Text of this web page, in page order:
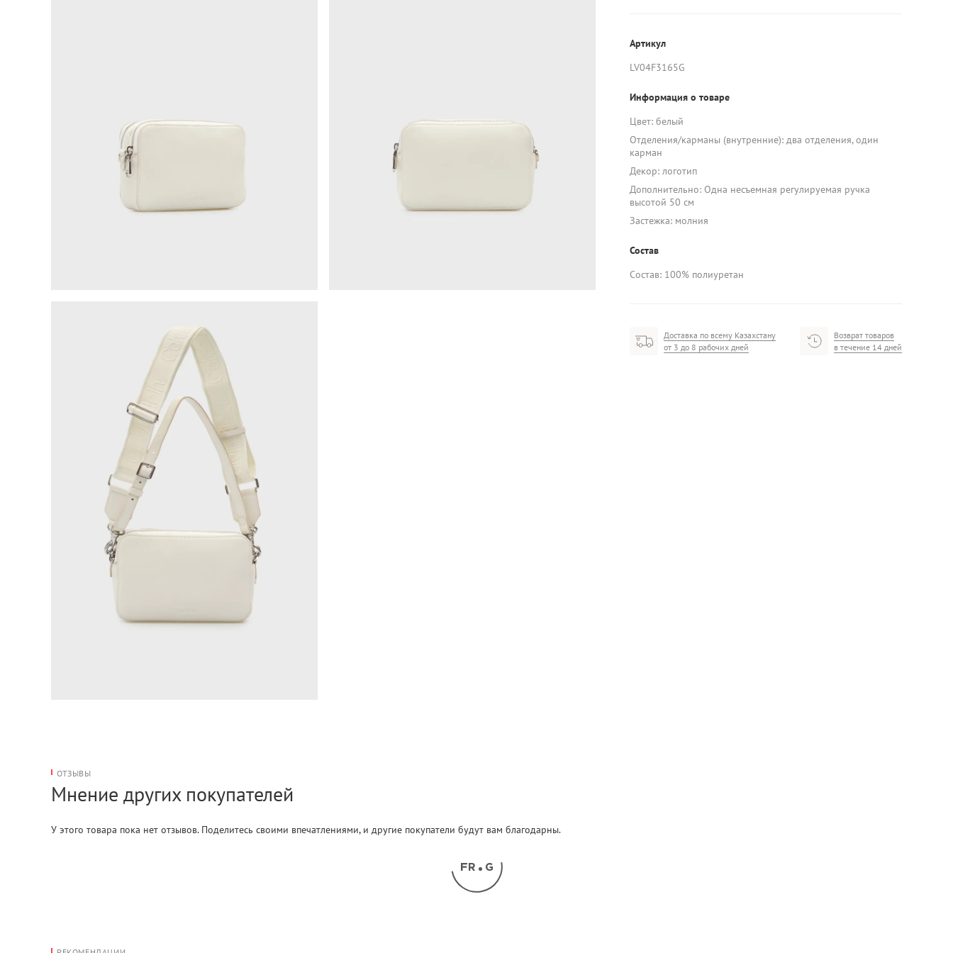
Артикул
LV04F3165G
Информация о товаре
Цвет: белый
Отделения/карманы (внутренние): два отделения, один
карман
Декор: логотип
Дополнительно: Одна несъемная регулируемая ручка
высотой 50 см
Застежка: молния
Состав
Состав: 100% полиуретан
Доставка по всему Казахстану
от 3 до 8 рабочих дней
Возврат товаров
в течение 14 дней
ОТЗЫВЫ
Мнение других покупателей
У этого товара пока нет отзывов. Поделитесь своими впечатлениями, и другие покупатели будут вам благодарны.